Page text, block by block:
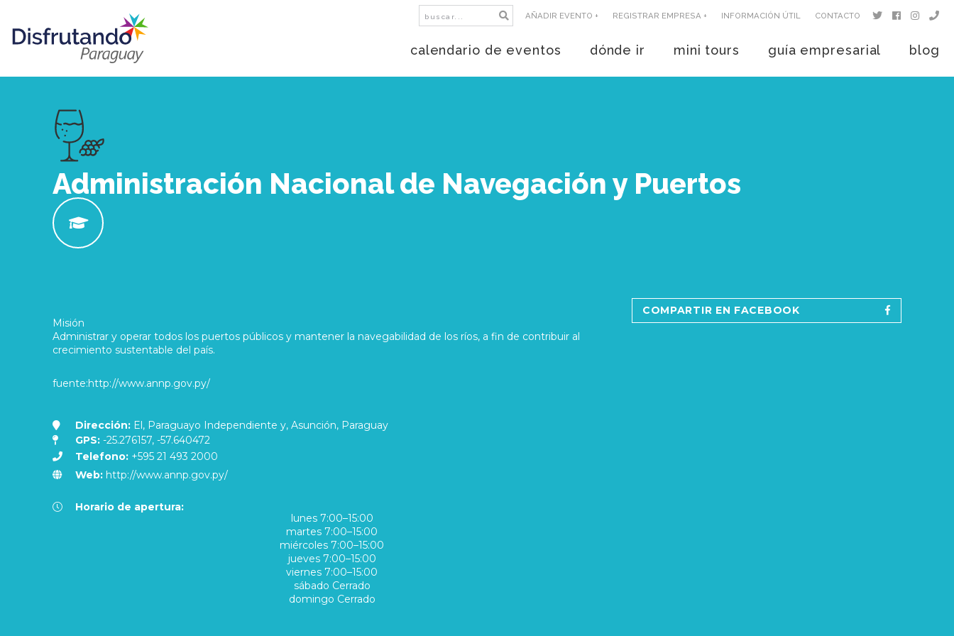
AÑADIR EVENTO + REGISTRAR EMPRESA + INFORMACIÓN ÚTIL CONTACTO
calendario de eventos dónde ir mini tours guía empresarial blog
Administración Nacional de Navegación y Puertos
Misión
Administrar y operar todos los puertos públicos y mantener la navegabilidad de los ríos, a fin de contribuir al
crecimiento sustentable del país.
fuente:http://www.annp.gov.py/
Dirección: El, Paraguayo Independiente y, Asunción, Paraguay
GPS: -25.276157, -57.640472
Telefono: +595 21 493 2000
Web: http://www.annp.gov.py/
Horario de apertura:
lunes 7:00–15:00
martes 7:00–15:00
miércoles 7:00–15:00
jueves 7:00–15:00
viernes 7:00–15:00
sábado Cerrado
domingo Cerrado
COMPARTIR EN FACEBOOK